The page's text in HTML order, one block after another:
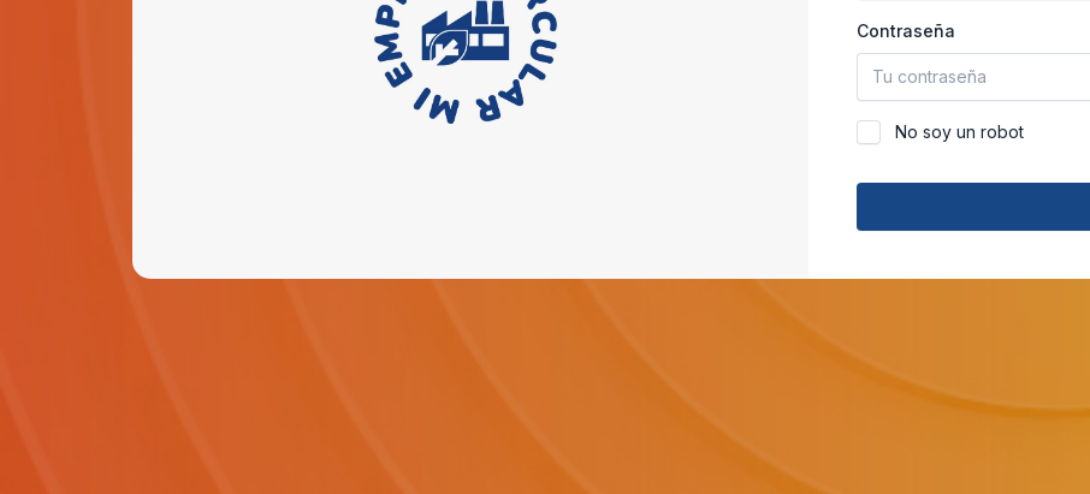
Contraseña
No soy un robot